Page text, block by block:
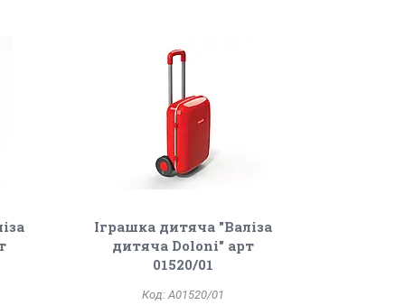
Іграшка дитяча "Валіза
дитяча Doloni" арт
01520/01
A01520/01